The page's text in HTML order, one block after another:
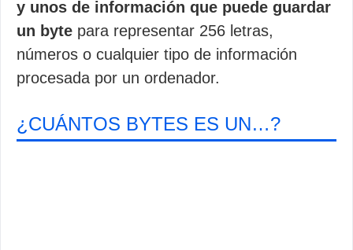
y unos de información que puede guardar
un byte para representar 256 letras,
números o cualquier tipo de información
procesada por un ordenador.
¿CUÁNTOS BYTES ES UN…?